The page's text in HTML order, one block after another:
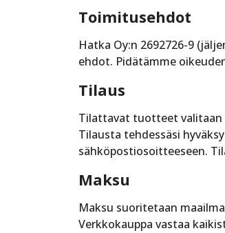
Toimitusehdot
Hatka Oy:n 2692726-9
ehdot. Pidätämme
Tilaus
Tilattavat tuotteet valitaan
Tilausta tehdessäsi
sähköpostiosoitteeseen.
Maksu
Maksu suoritetaan
Verkkokauppa vastaa